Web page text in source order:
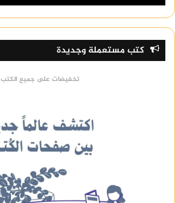
كتب مستعملة وجديدة
تخفيضات على جميع الكتب